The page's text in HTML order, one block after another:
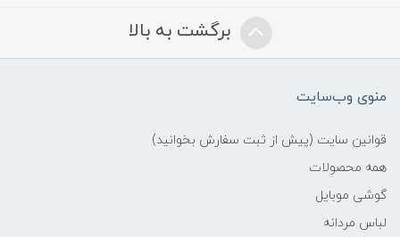
برگشت به بالا
منوی وب‌سایت
قوانین سایت (پیش از ثبت سفارش بخوانید)
همه محصولات
گوشی موبایل
لباس مردانه